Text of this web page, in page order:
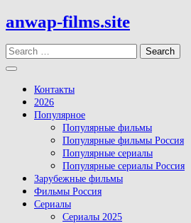
Skip
to
content
anwap-films.site
Search
Open
Button
Контакты
2026
Популярное
Популярные фильмы
Популярные фильмы Россия
Популярные сериалы
Популярные сериалы Россия
Зарубежные фильмы
Фильмы Россия
Сериалы
Сериалы 2025